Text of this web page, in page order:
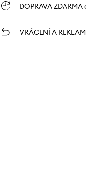
DOPRAVA ZDARMA
VRÁCENÍ A